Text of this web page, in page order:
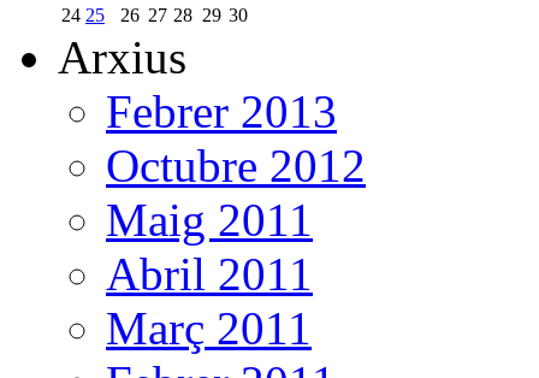
24 25 26 27 28 29 30
Arxius
Febrer 2013
Octubre 2012
Maig 2011
Abril 2011
Març 2011